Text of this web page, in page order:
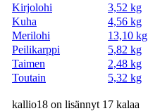
Kirjolohi
3,52 kg
Kuha
4,56 kg
Merilohi
13,10 kg
Peilikarppi
5,82 kg
Taimen
2,48 kg
Toutain
5,32 kg
kallio18 on lisännyt 17 kalaa